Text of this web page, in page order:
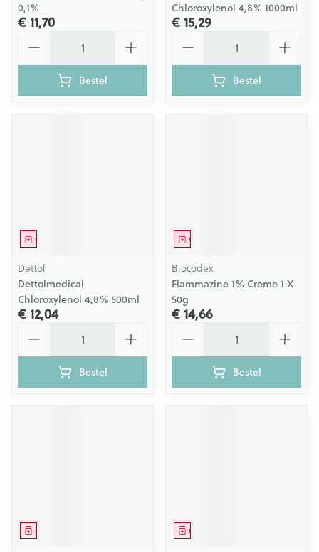
0,1%
€ 11,70
Bestel
Chloroxylenol 4,8% 1000ml
€ 15,29
Bestel
Geneesmiddel
Dettol
Dettolmedical
Chloroxylenol 4,8% 500ml
€ 12,04
Bestel
Geneesmiddel
Biocodex
Flammazine 1% Creme 1 X
50g
€ 14,66
Bestel
Geneesmiddel Geneesmiddel